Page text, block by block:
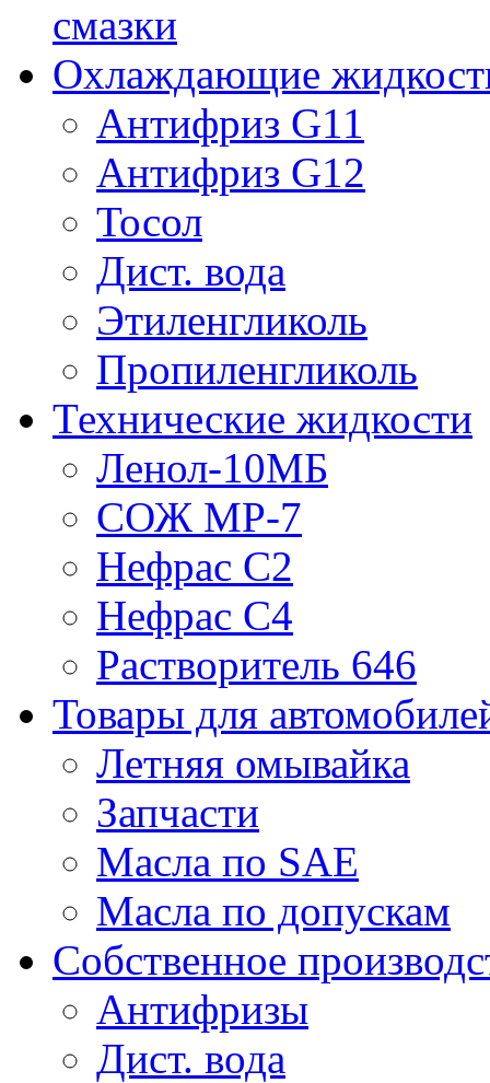
смазки
Охлаждающие
Антифриз G11
Антифриз G12
Тосол
Дист. вода
Этиленгликоль
Пропиленгликоль
Технические жидкости
Ленол-10МБ
СОЖ МР-7
Нефрас С2
Нефрас С4
Растворитель 646
Товары для
Летняя омывайка
Запчасти
Масла по SAE
Масла по допускам
Собственное
Антифризы
Дист. вода